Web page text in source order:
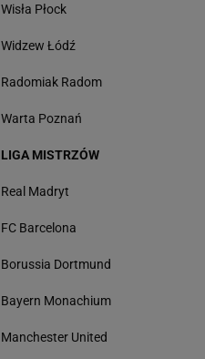
Wisła Płock
Widzew Łódź
Radomiak Radom
Warta Poznań
LIGA MISTRZÓW
Real Madryt
FC Barcelona
Borussia Dortmund
Bayern Monachium
Manchester United